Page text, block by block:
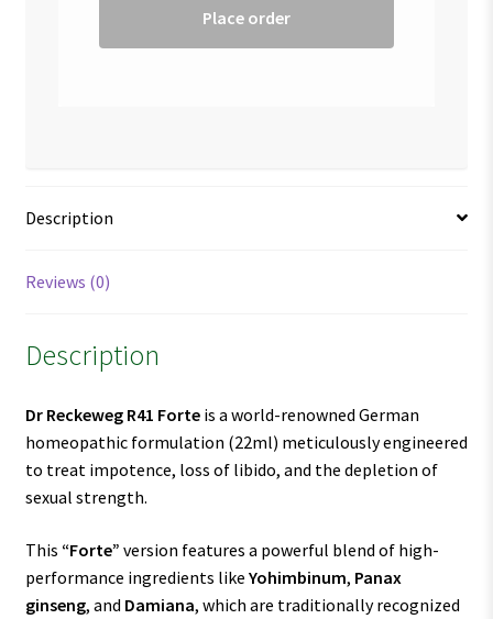
Place order
Description
Reviews (0)
Description
Dr Reckeweg R41 Forteis a world-renowned German
homeopathic formulation (22ml) meticulously engineered
to treat impotence, loss of libido, and the depletion of
sexual strength.
This “Forte” version features a powerful blend of high-
performance ingredients like Yohimbinum, Panax
ginseng, and Damiana, which are traditionally recognized